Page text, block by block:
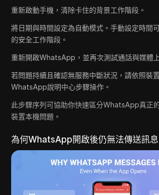
重新啟動手機，清除卡住的背景工作階段。
將日期與時間設定為自動模式。手動設定時間
的安全工作階段。
重新開啟WhatsApp，並再次測試通話與媒體
若問題持續且確認無服務中斷狀況，請依照裝
WhatsApp說明中心步驟操作。
此步驟序列可協助你快速區分WhatsApp真正
裝置本機問題。
為何WhatsApp開啟後仍無法傳送訊息